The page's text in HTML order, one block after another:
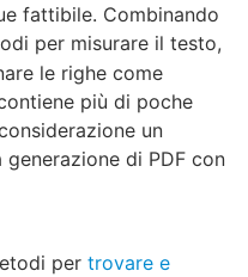
fattibile. Combinando
per misurare il testo,
le righe come
più di poche
un
di PDF con
per trovare e